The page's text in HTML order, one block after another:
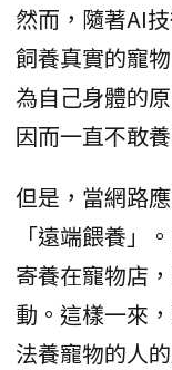
然而，隨著AI
飼養真實的寵
為自己身體的
因而一直不敢
但是，當網路
「遠端餵養」
寄養在寵物店
動。這樣一來
法養寵物的人